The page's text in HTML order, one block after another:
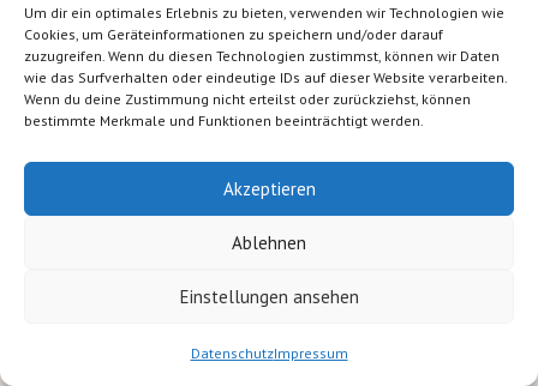
Um dir ein optimales Erlebnis zu bieten, verwenden wir Technologien wie
Cookies, um Geräteinformationen zu speichern und/oder darauf
zuzugreifen. Wenn du diesen Technologien zustimmst, können wir Daten
wie das Surfverhalten oder eindeutige IDs auf dieser Website verarbeiten.
Wenn du deine Zustimmung nicht erteilst oder zurückziehst, können
bestimmte Merkmale und Funktionen beeinträchtigt werden.
Akzeptieren
Ablehnen
Einstellungen ansehen
DatenschutzImpressum
Evangelische
Kirchengemeinde Selm
Teichstraße 31 59379 Selm
Tel.: 02592/1206 Mail:
gemeindebuero@ev-kirche-selm.de